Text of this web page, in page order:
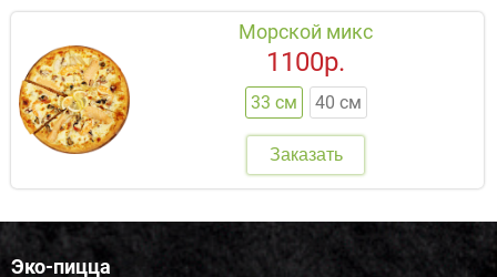
Морской микс
33 см 40 см
1100р.
Заказать
Эко-пицца